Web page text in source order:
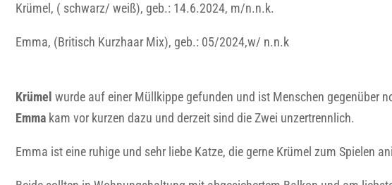
Krümel, ( schwarz/ weiß), geb.: 14.6.2024, m/n.n.k.
Emma, (Britisch Kurzhaar Mix), geb.: 05/2024,w/ n.n.k
Krümel wurde auf einer Müllkippe gefunden und ist Menschen gegenüber
Emma kam vor kurzen dazu und derzeit sind die Zwei unzertrennlich.
Emma ist eine ruhige und sehr liebe Katze, die gerne Krümel zum Spielen